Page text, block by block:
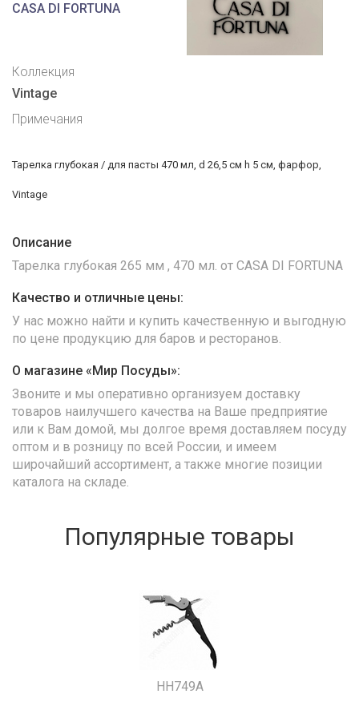
CASA DI FORTUNA
Коллекция
Vintage
Примечания
Тарелка глубокая / для пасты 470 мл, d 26,5 см h 5 см, фарфор,
Vintage
Описание
Тарелка глубокая 265 мм , 470 мл. от CASA DI FORTUNA
Качество и отличные цены:
У нас можно найти и купить качественную и выгодную
по цене продукцию для баров и ресторанов.
О магазине «Мир Посуды»:
Звоните и мы оперативно организуем доставку
товаров наилучшего качества на Ваше предприятие
или к Вам домой, мы долгое время доставляем посуду
оптом и в розницу по всей России, и имеем
широчайший ассортимент, а также многие позиции
каталога на складе.
Популярные товары
HH749A